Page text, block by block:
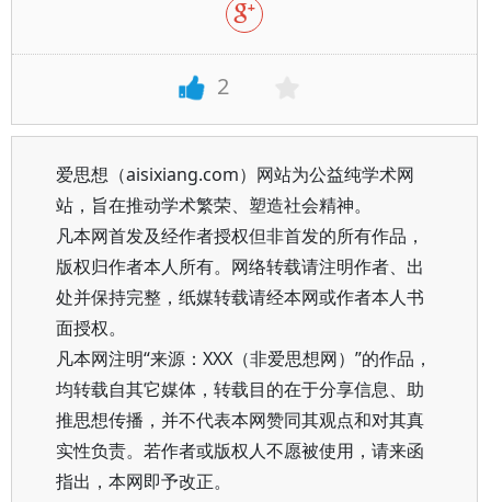
2
爱思想（aisixiang.com）网站为公益纯学术网
站，旨在推动学术繁荣、塑造社会精神。
凡本网首发及经作者授权但非首发的所有作品，
版权归作者本人所有。网络转载请注明作者、出
处并保持完整，纸媒转载请经本网或作者本人书
面授权。
凡本网注明“来源：XXX（非爱思想网）”的作品，
均转载自其它媒体，转载目的在于分享信息、助
推思想传播，并不代表本网赞同其观点和对其真
实性负责。若作者或版权人不愿被使用，请来函
指出，本网即予改正。